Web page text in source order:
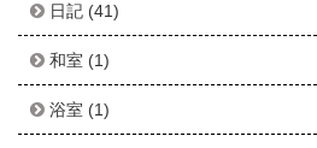
日記 (41)
和室 (1)
浴室 (1)